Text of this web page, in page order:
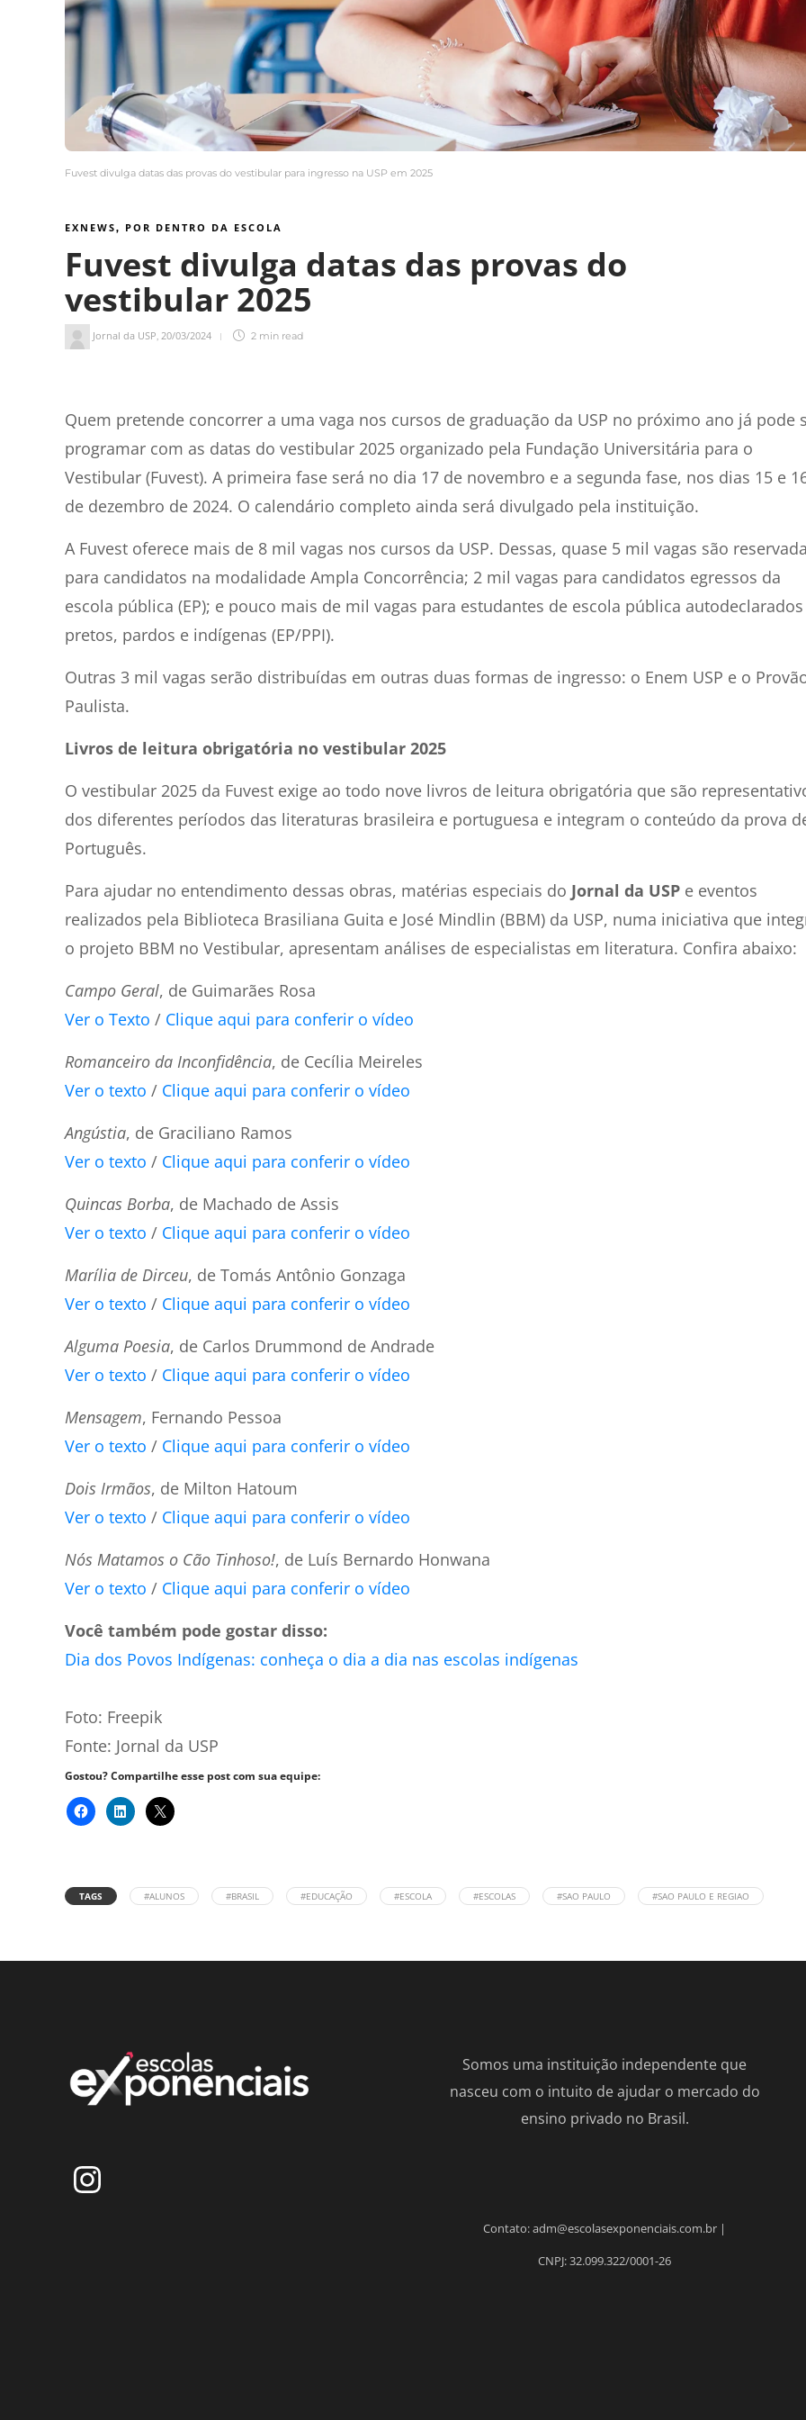
Fuvest divulga datas das provas do vestibular para ingresso na USP em 2025
EXNEWS, POR DENTRO DA ESCOLA
Fuvest divulga datas das provas do
vestibular 2025
Jornal da USP, 20/03/2024 2 min read
Quem pretende concorrer a uma vaga nos cursos de graduação da USP no próximo ano já pode
programar com as datas do vestibular 2025 organizado pela Fundação Universitária para o
Vestibular (Fuvest). A primeira fase será no dia 17 de novembro e a segunda fase, nos dias 15 e
de dezembro de 2024. O calendário completo ainda será divulgado pela instituição.
A Fuvest oferece mais de 8 mil vagas nos cursos da USP. Dessas, quase 5 mil vagas são
para candidatos na modalidade Ampla Concorrência; 2 mil vagas para candidatos egressos da
escola pública (EP); e pouco mais de mil vagas para estudantes de escola pública autodeclarados
pretos, pardos e indígenas (EP/PPI).
Outras 3 mil vagas serão distribuídas em outras duas formas de ingresso: o Enem USP e o
Paulista.
Livros de leitura obrigatória no vestibular 2025
O vestibular 2025 da Fuvest exige ao todo nove livros de leitura obrigatória que são
dos diferentes períodos das literaturas brasileira e portuguesa e integram o conteúdo da prova
Português.
Para ajudar no entendimento dessas obras, matérias especiais do Jornal da USP e eventos
realizados pela Biblioteca Brasiliana Guita e José Mindlin (BBM) da USP, numa iniciativa que
o projeto BBM no Vestibular, apresentam análises de especialistas em literatura. Confira abaixo:
Campo Geral, de Guimarães Rosa
Ver o Texto / Clique aqui para conferir o vídeo
Romanceiro da Inconfidência, de Cecília Meireles
Ver o texto / Clique aqui para conferir o vídeo
Angústia, de Graciliano Ramos
Ver o texto / Clique aqui para conferir o vídeo
Quincas Borba, de Machado de Assis
Ver o texto / Clique aqui para conferir o vídeo
Marília de Dirceu, de Tomás Antônio Gonzaga
Ver o texto / Clique aqui para conferir o vídeo
Alguma Poesia, de Carlos Drummond de Andrade
Ver o texto / Clique aqui para conferir o vídeo
Mensagem, Fernando Pessoa
Ver o texto / Clique aqui para conferir o vídeo
Dois Irmãos, de Milton Hatoum
Ver o texto / Clique aqui para conferir o vídeo
Nós Matamos o Cão Tinhoso!, de Luís Bernardo Honwana
Ver o texto / Clique aqui para conferir o vídeo
Você também pode gostar disso:
Dia dos Povos Indígenas: conheça o dia a dia nas escolas indígenas
Foto: Freepik
Fonte: Jornal da USP
Gostou? Compartilhe esse post com sua equipe:
TAGS #ALUNOS #BRASIL #EDUCAÇÃO #ESCOLA #ESCOLAS #SAO PAULO #SAO PAULO E REGIAO
Somos uma instituição independente que
nasceu com o intuito de ajudar o mercado do
ensino privado no Brasil.
Contato: adm@escolasexponenciais.com.br |
CNPJ: 32.099.322/0001-26